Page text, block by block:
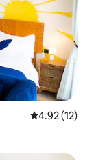
Rating
4.92 (12)